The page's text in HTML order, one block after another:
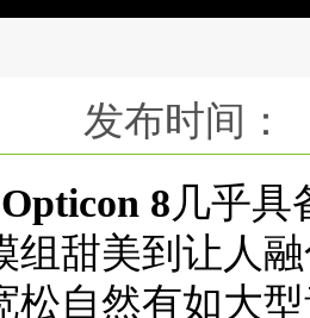
发布时间：
8几乎
组甜美到让人
松自然有如大